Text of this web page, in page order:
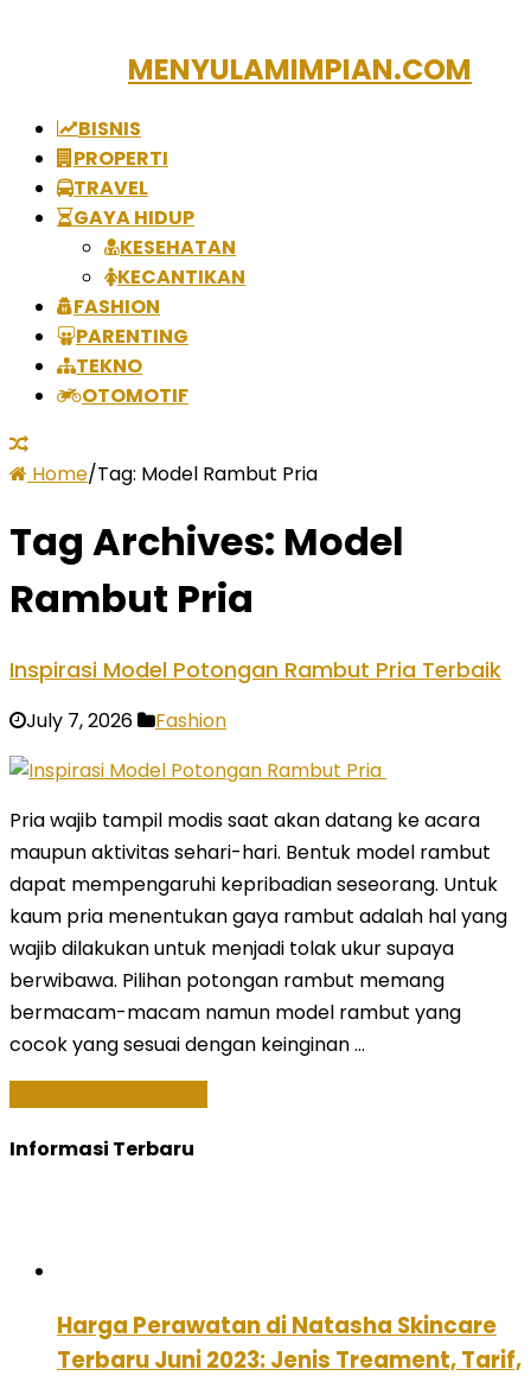
MENYULAMIMPIAN.COM
BISNIS
PROPERTI
TRAVEL
GAYA HIDUP
KESEHATAN
KECANTIKAN
FASHION
PARENTING
TEKNO
OTOMOTIF
Home/Tag: Model Rambut Pria
Tag Archives: Model
Rambut Pria
Inspirasi Model Potongan Rambut Pria Terbaik
July 7, 2026 Fashion
Pria wajib tampil modis saat akan datang ke acara
maupun aktivitas sehari-hari. Bentuk model rambut
dapat mempengaruhi kepribadian seseorang. Untuk
kaum pria menentukan gaya rambut adalah hal yang
wajib dilakukan untuk menjadi tolak ukur supaya
berwibawa. Pilihan potongan rambut memang
bermacam-macam namun model rambut yang
cocok yang sesuai dengan keinginan …
Informasi Terbaru
Harga Perawatan di Natasha Skincare
Terbaru Juni 2023: Jenis Treament, Tarif,